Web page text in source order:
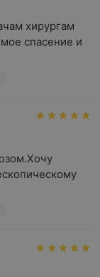
хирургам
спасение и